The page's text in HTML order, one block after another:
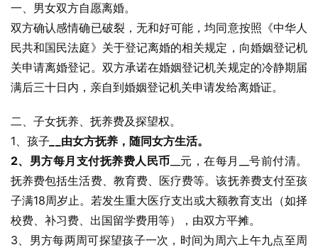
一、男女双方自愿离婚。
双方确认感情确已破裂，无和好可能，均同意按照《中华人
民共和国民法庭》关于登记离婚的相关规定，向婚姻登记机
关申请离婚登记。双方承诺在婚姻登记机关规定的冷静期届
满后三十日内，亲自到婚姻登记机关申请发给离婚证。
二、子女抚养、抚养费及探望权。
1、孩子
_由女方抚养，随同女方生活。
2、男方每月支付抚养费人民币 __元，在每月__号前付清。
抚养费包括生活费、教育费、医疗费等。该抚养费支付至孩
子满18周岁止。若发生重大医疗支出或大额教育支出（如择
校费、补习费、出国留学费用等），由双方平摊。
3、男方每两周可探望孩子一次，时间为周六上午九点至周